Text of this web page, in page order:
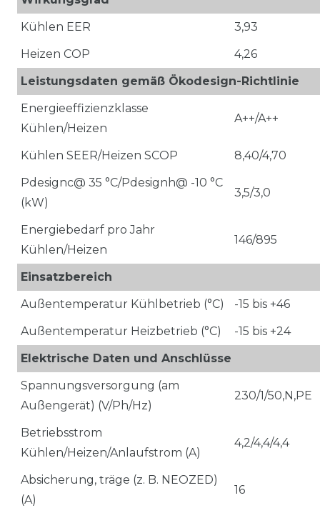
Kühlen EER
3,93
Heizen COP
4,26
Leistungsdaten gemäß Ökodesign-Richtlinie
Energieeffizienzklasse
Kühlen/Heizen
A++/A++
Kühlen SEER/Heizen SCOP
8,40/4,70
Pdesignc@ 35 °C/Pdesignh@ -10 °C
(kW)
3,5/3,0
Energiebedarf pro Jahr
Kühlen/Heizen
146/895
Einsatzbereich
Außentemperatur Kühlbetrieb (°C)
-15 bis +46
Außentemperatur Heizbetrieb (°C)
-15 bis +24
Elektrische Daten und Anschlüsse
Spannungsversorgung (am
Außengerät) (V/Ph/Hz)
230/1/50,N,PE
Betriebsstrom
Kühlen/Heizen/Anlaufstrom (A)
4,2/4,4/4,4
Absicherung, träge (z. B. NEOZED)
(A)
16